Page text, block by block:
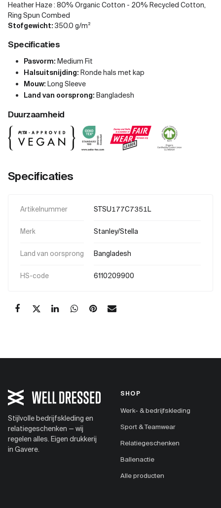
Heather Haze : 80% Organic Cotton - 20% Recycled Cotton,
Ring Spun Combed
Stofgewicht: 350.0 g/m²
Specificaties
Pasvorm: Medium Fit
Halsuitsnijding: Ronde hals met kap
Mouw: Long Sleeve
Land van oorsprong: Bangladesh
Duurzaamheid
Specificaties
Artikelnummer STSU177C7351L
Merk Stanley/Stella
Land van oorsprong Bangladesh
HS-code 6110209900
Stijlvolle bedrijfskleding en
relatiegeschenken — wij
regelen alles. Eigen drukkerij
in Gavere.
SHOP
Werk- & bedrijfskleding
Sport & Teamwear
Relatiegeschenken
Ballenactie
Alle producten